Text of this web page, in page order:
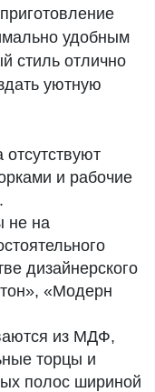
удобным
стиль отлично
уютную
и рабочие
не на
дизайнерского
«Модерн
из МДФ,
торцы и
полос шириной